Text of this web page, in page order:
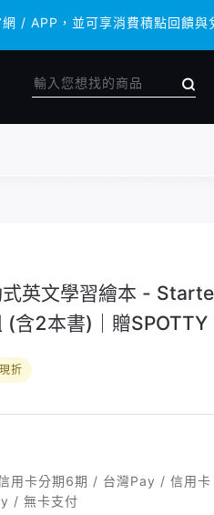
/ APP，並可享消費積點回饋與
/ APP，並可享消費積點回饋與
式英文學習繪本 -
(含2本書)｜贈
現折
用卡分期6期 / 台灣Pay / 信用
/ 無卡支付